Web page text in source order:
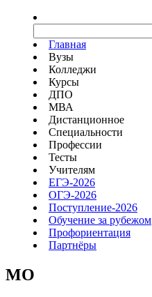
Главная
Вузы
Колледжи
Курсы
ДПО
МВА
Дистанционное
Специальности
Профессии
Тесты
Учителям
ЕГЭ-2026
ОГЭ-2026
Поступление-2026
Обучение за рубежом
Профориентация
Партнёры
MO